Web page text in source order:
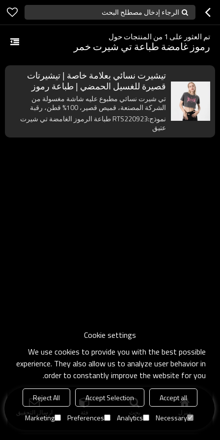
الرجاء إدخال مصطلح البحث
تم العثور على 1 من المنتجات حول
رموز غامضة طباعة تي شيرت خمر
تيشيرت نسائي بعلامة خاصة | تيشيرتات
قصيرة للغسيل الحمضي | طباعة رموز
غامضة على الشاشة تي شيرت عتيق
تي شيرت نسائي مطبوع عليه شاشة مغسولة من
الشركة المصنعة، قميص قصير، 100% قطن، رقبة
دائرية، مقاس كبير، كم قصيرنموذج:RTS220923 طباعة الرموز الغامضة تي شيرت
عتيق
منزل بحث فئة ارسال التحقيق
Cookie settings
We use cookies to provide you with the best possible
experience. They also allow us to analyze user behavior in
order to constantly improve the website for you.
Accept all
Accept Selection
Reject All
Necessary
Analytics
Preferences
Marketing